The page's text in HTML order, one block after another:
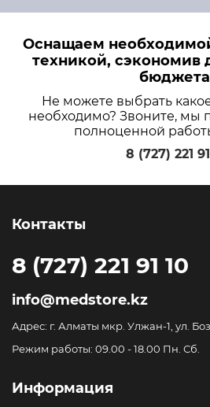
Оснащаем
техникой, сэкономив
Не можете выбрать
необходимо? Звоните, мы
полноценной
8 (727) 221
Контакты
8 (727) 221 91 10
info@medstore.kz
Адрес: г. Алматы мкр. Улжан-1, ул.
Режим работы: 09.00 - 18.00 Пн. Сб.
Информация